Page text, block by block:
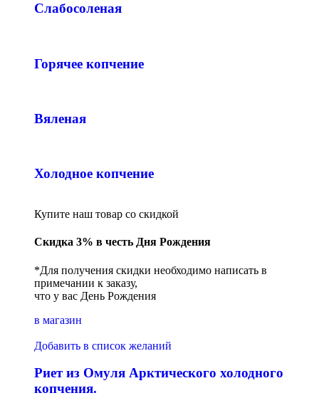
Слабосоленая
Горячее копчение
Вяленая
Холодное копчение
Купите наш товар со скидкой
Скидка 3% в честь Дня Рождения
*Для получения скидки необходимо написать в
примечании к заказу,
что у вас День Рождения
в магазин
Добавить в список желаний
Риет из Омуля Арктического холодного
копчения.